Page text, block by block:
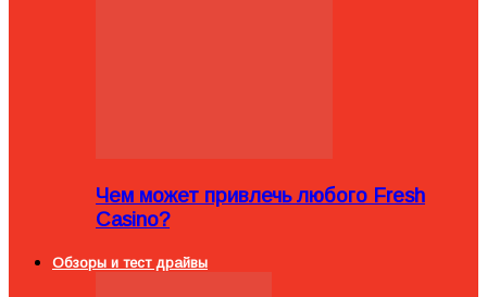
Чем может привлечь любого Fresh
Casino?
Обзоры и тест драйвы